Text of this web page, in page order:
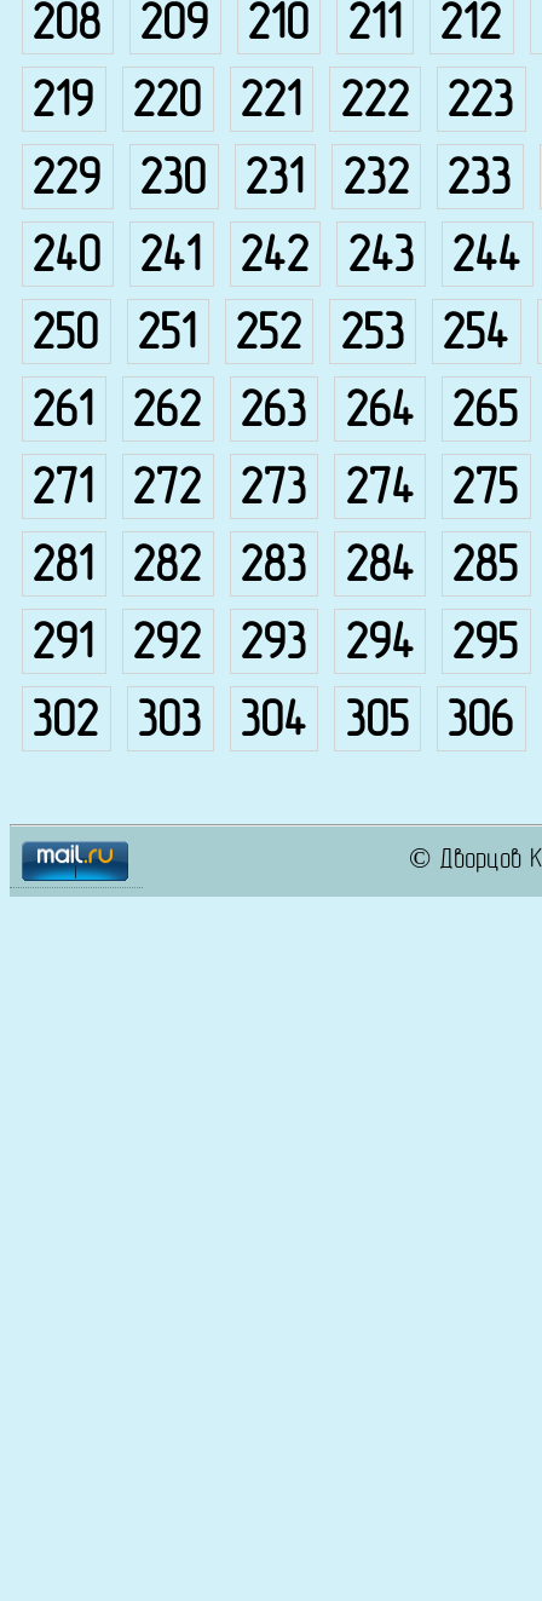
208
209 210 211 212
219
220 221 222
223
229
230 231 232
233
240
241 242 243
244
250
251 252 253
254
261
262 263 264
265
271
272 273 274
275
281
282 283 284
285
291
292 293 294
295
302
303 304 305 306
© Дворцов